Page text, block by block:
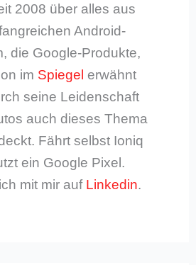
2008 über alles aus
Android-
die Google-Produkte,
im Spiegel erwähnt
seine Leidenschaft
auch dieses Thema
Fährt selbst Ioniq
ein Google Pixel.
mit mir auf Linkedin.